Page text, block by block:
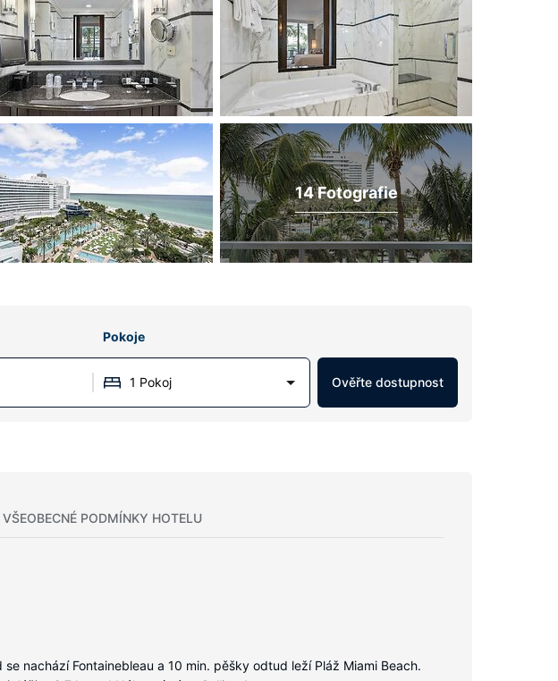
14 Fotografie
Pokoje
1 Pokoj Ověřte dostupnost
VŠEOBECNÉ PODMÍNKY HOTELU
nachází Fontainebleau a 10 min. pěšky odtud leží Pláž Miami Beach.